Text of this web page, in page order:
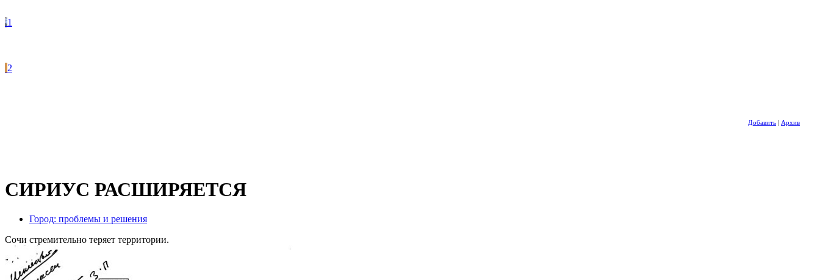
1
2
Добавить Архив
СИРИУС РАСШИРЯЕТСЯ
Город: проблемы и решения
Сочи стремительно теряет территории.